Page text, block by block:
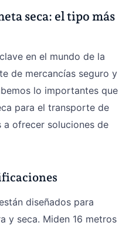
seca: el tipo más
en el mundo de la
de mercancías seguro y
lo importantes que
para el transporte de
a ofrecer soluciones de
diseñados para
y seca. Miden 16 metros